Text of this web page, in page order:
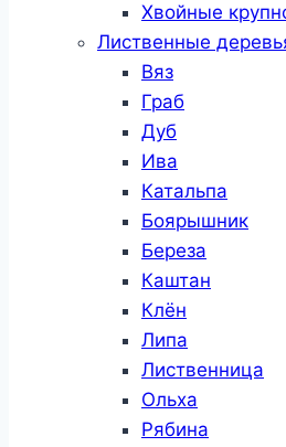
Хвойные
Лиственные
Вяз
Граб
Дуб
Ива
Катальпа
Боярышник
Береза
Каштан
Клён
Липа
Лиственница
Ольха
Рябина